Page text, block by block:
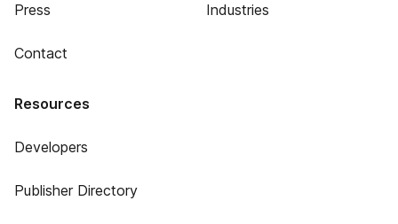
Press
Contact
Industries
Resources
Developers
Publisher Directory